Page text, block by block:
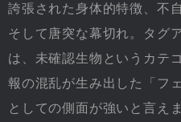
誇張された身体的特徴、不
そして唐突な幕切れ。タグ
は、未確認生物というカテ
報の混乱が生み出した「フ
としての側面が強いと言えま